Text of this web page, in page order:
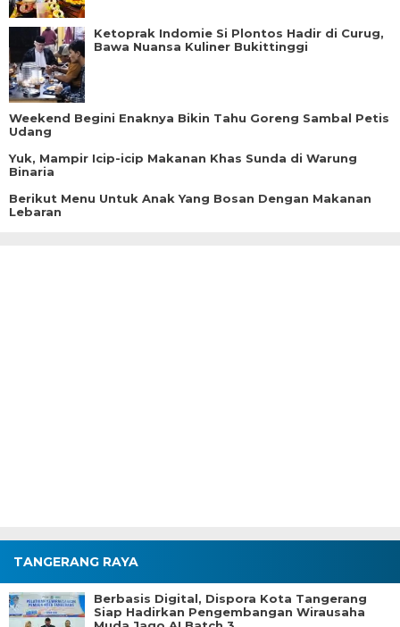
Ketoprak Indomie Si Plontos Hadir di Curug,
Bawa Nuansa Kuliner Bukittinggi
Weekend Begini Enaknya Bikin Tahu Goreng Sambal Petis
Udang
Yuk, Mampir Icip-icip Makanan Khas Sunda di Warung
Binaria
Berikut Menu Untuk Anak Yang Bosan Dengan Makanan
Lebaran
TANGERANG RAYA
Berbasis Digital, Dispora Kota Tangerang
Siap Hadirkan Pengembangan Wirausaha